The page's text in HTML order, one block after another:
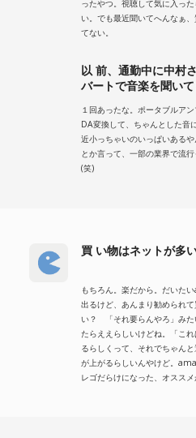
ったやつ。視聴して気に入っ
い。でも最近聞いてへんなぁ
てない。
以 前、通勤中に中村
バートで音楽を聞い
１回あったな。ポータブルア
DA変換して、ちゃんとした音
近小っちゃいのいっぱいある
とか言って、一部の業界で流
(笑)
買 い物はネットが多
もちろん。楽だから。だいた
出るけど、あんまり勧められ
い？ 「それ要らんやろ」みた
たらええらしいけどね。「こ
るらしくって、それでちゃん
が上がるらしいんやけど。
レゴだらけになった、オスス